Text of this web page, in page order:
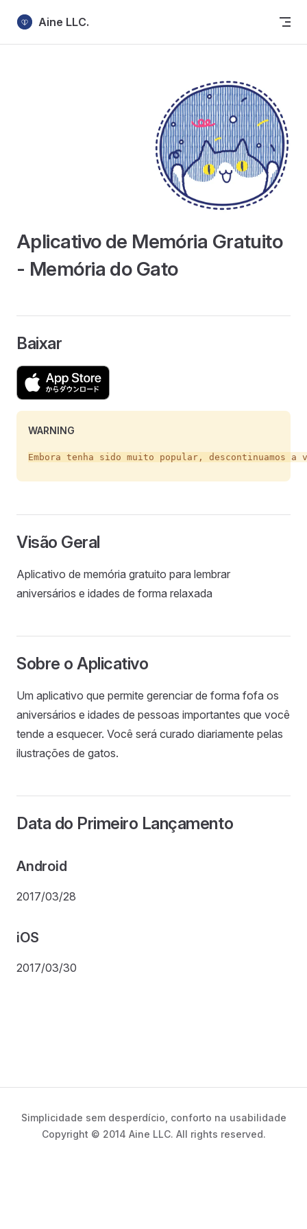
Skip to content
Aine LLC.
Aplicativo de Memória Gratuito
- Memória do Gato
Baixar
WARNING
Visão Geral
Aplicativo de memória gratuito para lembrar
aniversários e idades de forma relaxada
Sobre o Aplicativo
Um aplicativo que permite gerenciar de forma fofa os
aniversários e idades de pessoas importantes que você
tende a esquecer. Você será curado diariamente pelas
ilustrações de gatos.
Data do Primeiro Lançamento
Android
2017/03/28
iOS
2017/03/30
Simplicidade sem desperdício, conforto na usabilidade
Copyright © 2014 Aine LLC. All rights reserved.